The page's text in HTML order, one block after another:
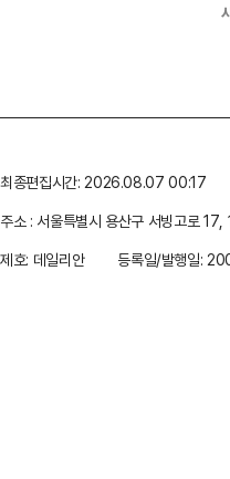
최종편집시간: 2026.08.07 00:17
주소 : 서울특별시 용산구 서빙고로
제호: 데일리안
등록일/발행일: